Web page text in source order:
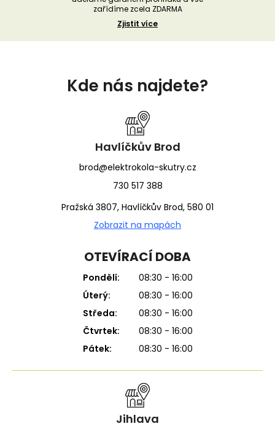
zařídíme zcela ZDARMA
Zjistit více
Kde nás najdete?
Havlíčkův Brod
brod@elektrokola-skutry.cz
730 517 388
Pražská 3807, Havlíčkův Brod, 580 01
Zobrazit na mapách
OTEVÍRACÍ DOBA
Pondělí:
08:30 - 16:00
Úterý:
08:30 - 16:00
Středa:
08:30 - 16:00
Čtvrtek:
08:30 - 16:00
Pátek:
08:30 - 16:00
Jihlava